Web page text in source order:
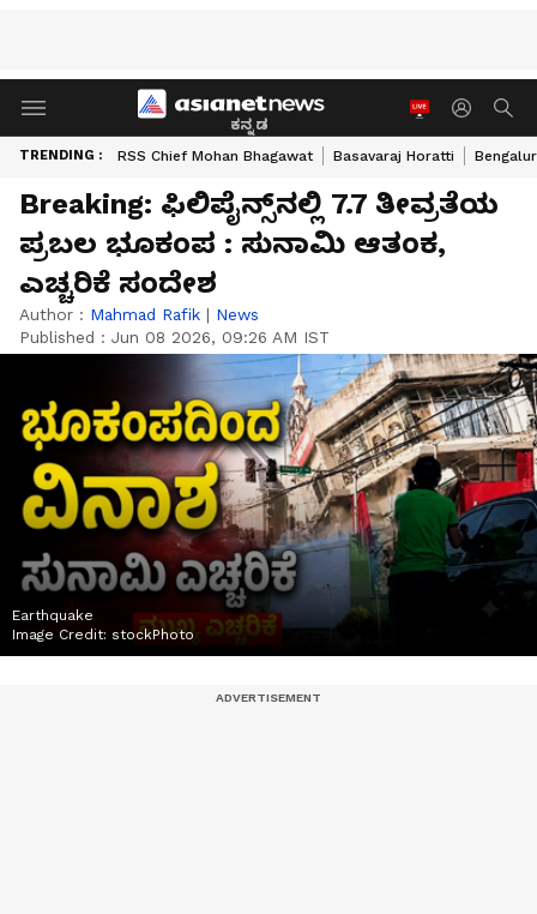
ಕನ್ನಡ
TRENDING : RSS Chief Mohan Bhagawat Basavaraj Horatti
Breaking: ಫಿಲಿಪೈನ್ಸ್‌ನಲ್ಲಿ 7.7 ತೀವ್ರತೆಯ
ಪ್ರಬಲ ಭೂಕಂಪ : ಸುನಾಮಿ ಆತಂಕ,
ಎಚ್ಚರಿಕೆ ಸಂದೇಶ
Author : Mahmad Rafik | News
Published : Jun 08 2026, 09:26 AM IST
Earthquake
Image Credit: stockPhoto